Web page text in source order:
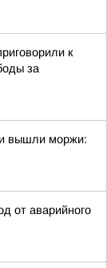
к
за
вышли моржи:
от аварийного